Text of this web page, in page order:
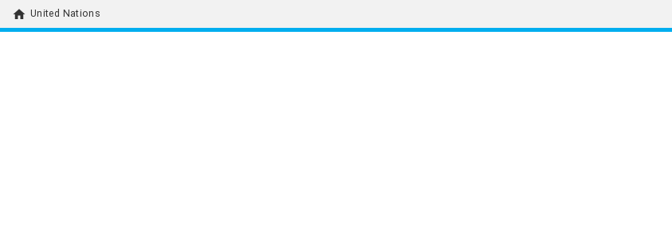
home United Nations